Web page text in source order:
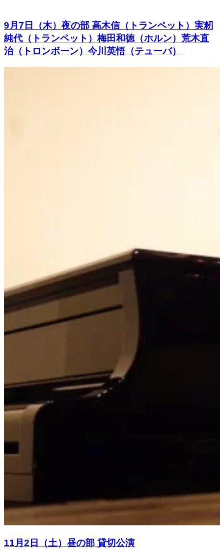
9月7日（木）夜の部 高木信（トランペット）実籾
純代（トランペット）梅田和徳（ホルン）荒木直
治（トロンボーン）今川英悟（テューバ）
11月2日（土）昼の部 貸切公演